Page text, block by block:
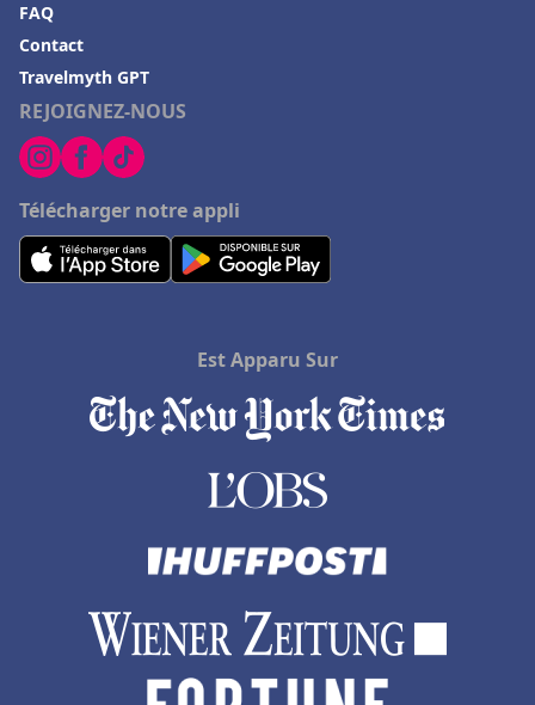
REJOIGNEZ-NOUS
Télécharger notre appli
FAQ
Contact
Travelmyth GPT
Est Apparu Sur